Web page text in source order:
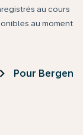
au cours
au moment
Pour Bergen